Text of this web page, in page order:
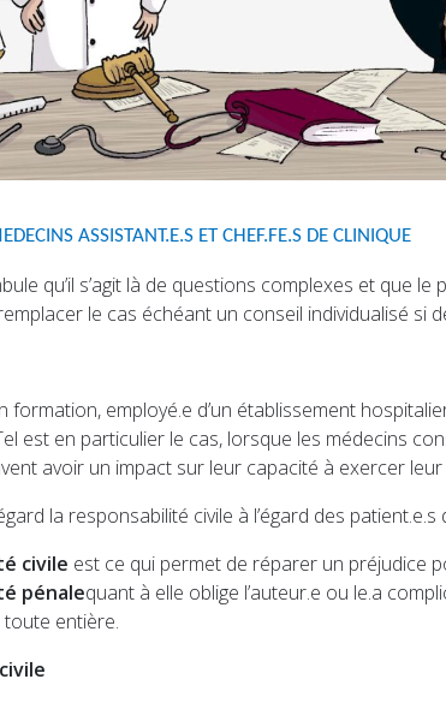
ASSISTANT.E.S ET CHEF.FE.S DE CLINIQUE
qu’il s’agit là de questions complexes et que
le cas échéant un conseil individualisé si
formation, employé.e d’un établissement
est en particulier le cas, lorsque les médecins
avoir un impact sur leur capacité à exercer
la responsabilité civile à l’égard des
civile est ce qui permet de réparer un préjudice
pénalequant à elle oblige l’auteur.e ou le.a
entière.